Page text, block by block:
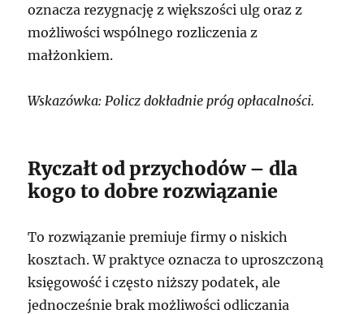
oznacza rezygnację z większości ulg oraz z
możliwości wspólnego rozliczenia z
małżonkiem.
Wskazówka: Policz dokładnie próg opłacalności.
Ryczałt od przychodów – dla
kogo to dobre rozwiązanie
To rozwiązanie premiuje firmy o niskich
kosztach. W praktyce oznacza to uproszczoną
księgowość i często niższy podatek, ale
jednocześnie brak możliwości odliczania